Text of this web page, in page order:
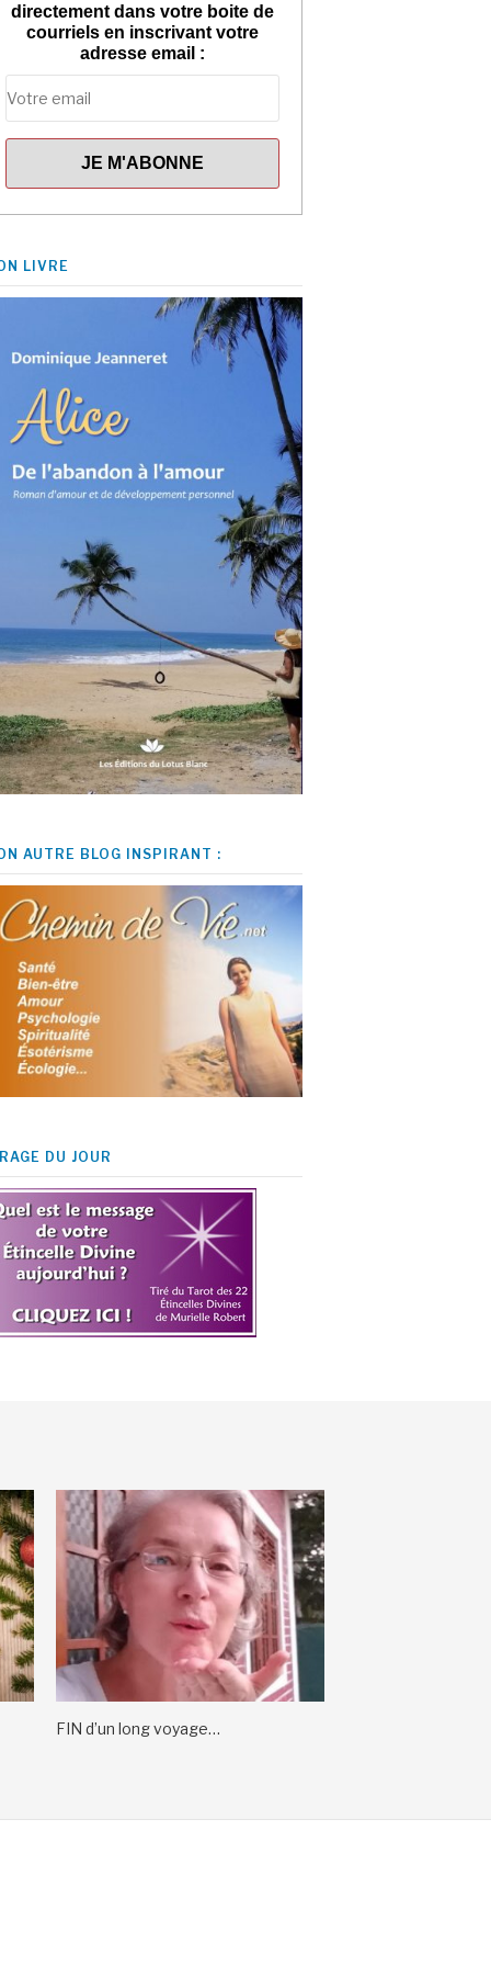
directement dans votre boite de
courriels en inscrivant votre
adresse email :
LIVRE
AUTRE BLOG INSPIRANT :
DU JOUR
FIN d’un long voyage…